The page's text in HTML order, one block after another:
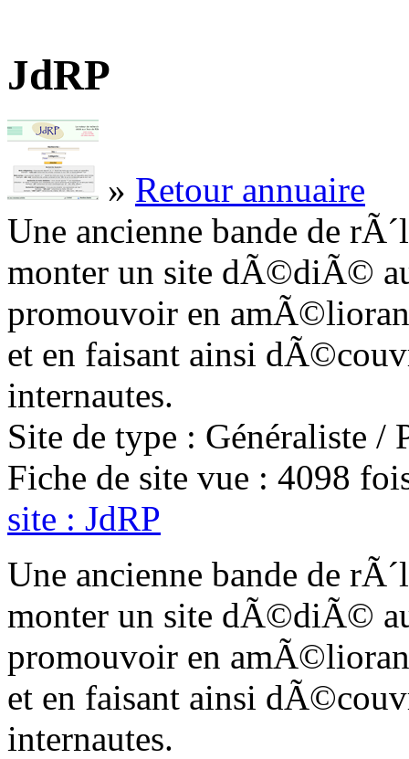
JdRP
» Retour annuaire
Une ancienne bande de
monter un site dÃ©diÃ©
promouvoir en
et en faisant ainsi
internautes.
Site de type : Généraliste /
Fiche de site vue : 4098
site : JdRP
Une ancienne bande de
monter un site dÃ©diÃ©
promouvoir en
et en faisant ainsi
internautes.